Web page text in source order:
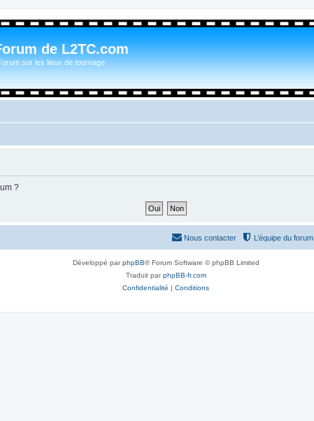
de L2TC.com
sur les lieux de tournage
?
L’équipe du forum
Nous contacter
Développé parphpBB® Forum Software © phpBB Limited
Traduit parphpBB-fr.com
Confidentialité | Conditions